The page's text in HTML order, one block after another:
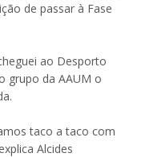
de passar à Fase
ao Desporto
grupo da AAUM o
taco a taco com
Alcides